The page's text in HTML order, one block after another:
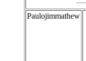
Paulojimmathew